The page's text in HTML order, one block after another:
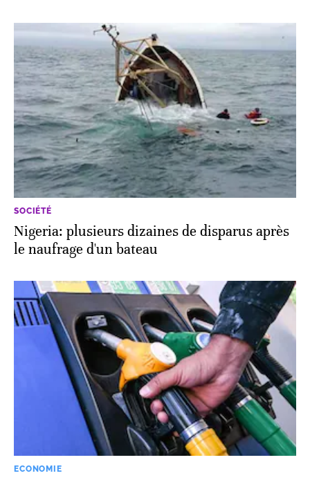
SOCIÉTÉ
Nigeria: plusieurs dizaines de disparus après
le naufrage d'un bateau
ECONOMIE